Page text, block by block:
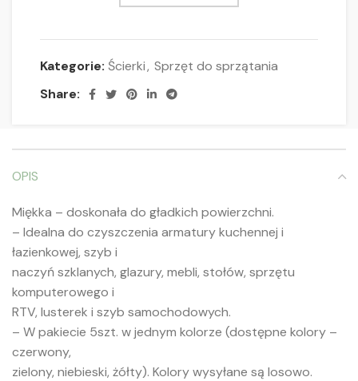
Kategorie: Ścierki, Sprzęt do sprzątania
Share:
OPIS
Miękka – doskonała do gładkich powierzchni.
– Idealna do czyszczenia armatury kuchennej i
łazienkowej, szyb i
naczyń szklanych, glazury, mebli, stołów, sprzętu
komputerowego i
RTV, lusterek i szyb samochodowych.
– W pakiecie 5szt. w jednym kolorze (dostępne kolory –
czerwony,
zielony, niebieski, żółty). Kolory wysyłane są losowo.